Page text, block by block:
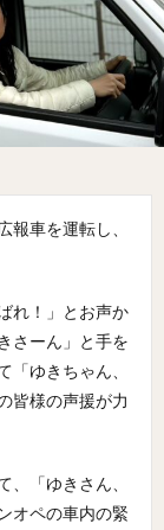
車を運転し、
れ！」とお声か
さーん」と手を
ゆきちゃん、
皆様の声援が力
「ゆきさん、
オペの車内の緊